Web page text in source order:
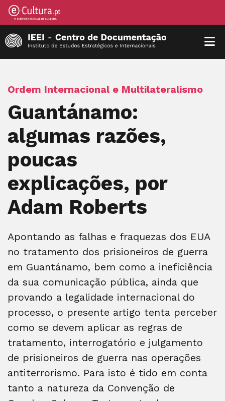
Ordem Internacional e Multilateralismo
Guantánamo:
algumas razões,
poucas
explicações, por
Adam Roberts
Apontando as falhas e fraquezas dos EUA
no tratamento dos prisioneiros de guerra
em Guantánamo, bem como a ineficiência
da sua comunicação pública, ainda que
provando a legalidade internacional do
processo, o presente artigo tenta perceber
como se devem aplicar as regras de
tratamento, interrogatório e julgamento
de prisioneiros de guerra nas operações
antiterrorismo. Para isto é tido em conta
tanto a natureza da Convenção de